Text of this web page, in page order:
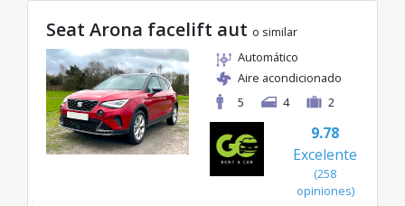
Seat Arona facelift aut o similar
Automático
Aire acondicionado
5
4 2
9.78
Excelente
(258
opiniones)